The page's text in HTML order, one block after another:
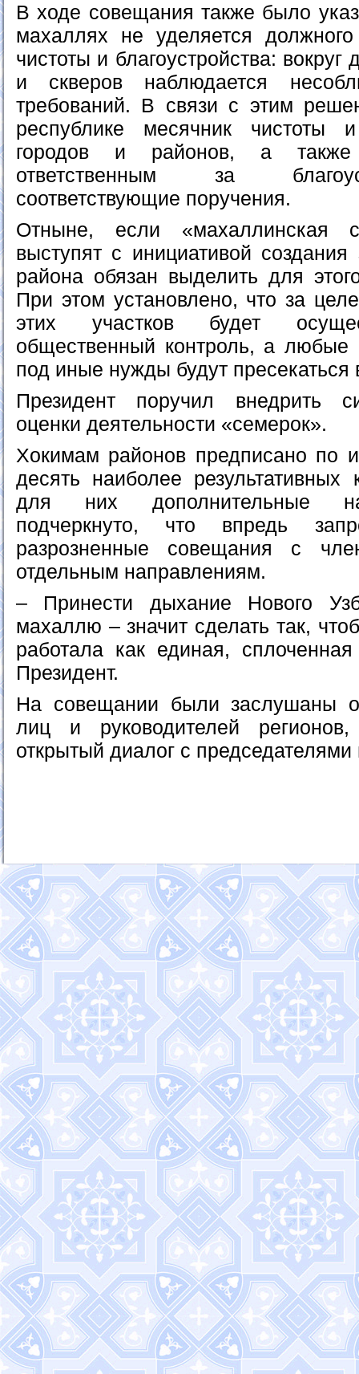
В ходе совещания также было
махаллях не уделяется
чистоты и благоустройства:
и скверов наблюдается
требований. В связи с этим
республике месячник чистоты
городов и районов, а также
ответственным за
соответствующие поручения.
Отныне, если «махаллинская
выступят с инициативой
района обязан выделить для
При этом установлено, что за
этих участков будет
общественный контроль, а любые
под иные нужды будут пресекаться
Президент поручил внедрить
оценки деятельности «семерок».
Хокимам районов предписано по
десять наиболее результативных
для них дополнительные
подчеркнуто, что впредь
разрозненные совещания с
отдельным направлениям.
– Принести дыхание Нового
махаллю – значит сделать так,
работала как единая,
Президент.
На совещании были заслушаны
лиц и руководителей
открытый диалог с